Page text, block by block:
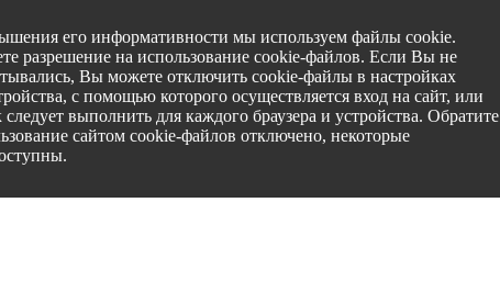
его информативности мы используем файлы cookie.
разрешение на использование cookie-файлов. Если Вы не
Вы можете отключить cookie-файлы в настройках
с помощью которого осуществляется вход на сайт, или
выполнить для каждого браузера и устройства. Обратите
сайтом cookie-файлов отключено, некоторые